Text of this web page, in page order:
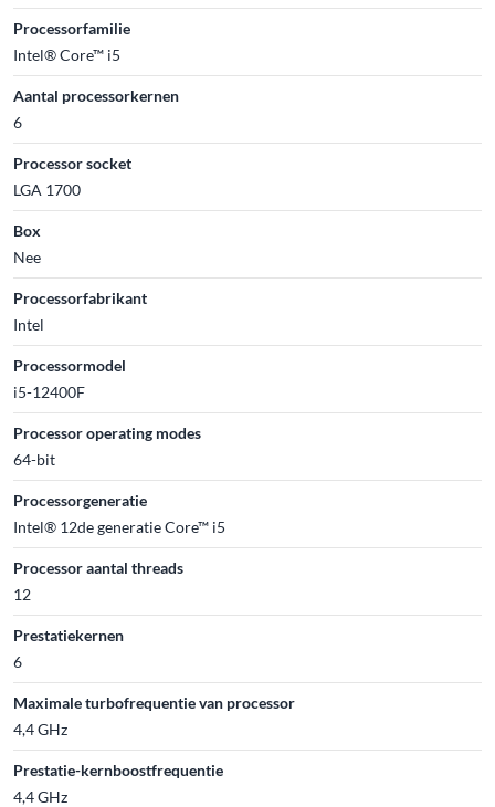
Processorfamilie
Intel® Core™ i5
Aantal processorkernen
6
Processor socket
LGA 1700
Box
Nee
Processorfabrikant
Intel
Processormodel
i5-12400F
Processor operating modes
64-bit
Processorgeneratie
Intel® 12de generatie Core™ i5
Processor aantal threads
12
Prestatiekernen
6
Maximale turbofrequentie van processor
4,4 GHz
Prestatie-kernboostfrequentie
4,4 GHz